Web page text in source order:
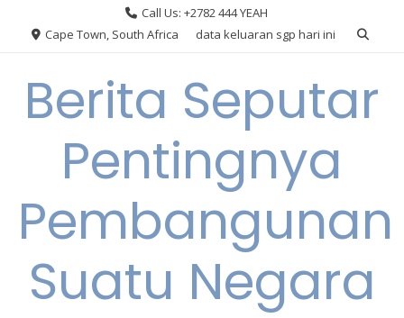
Call Us: +2782 444 YEAH
Cape Town, South Africa
data keluaran sgp hari ini
Berita Seputar
Pentingnya
Pembangunan
Suatu Negara